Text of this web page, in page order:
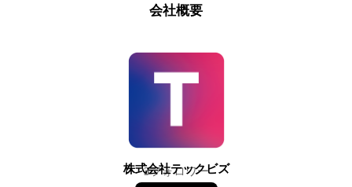
会社概要
株式会社テックビズ
3フォロワー